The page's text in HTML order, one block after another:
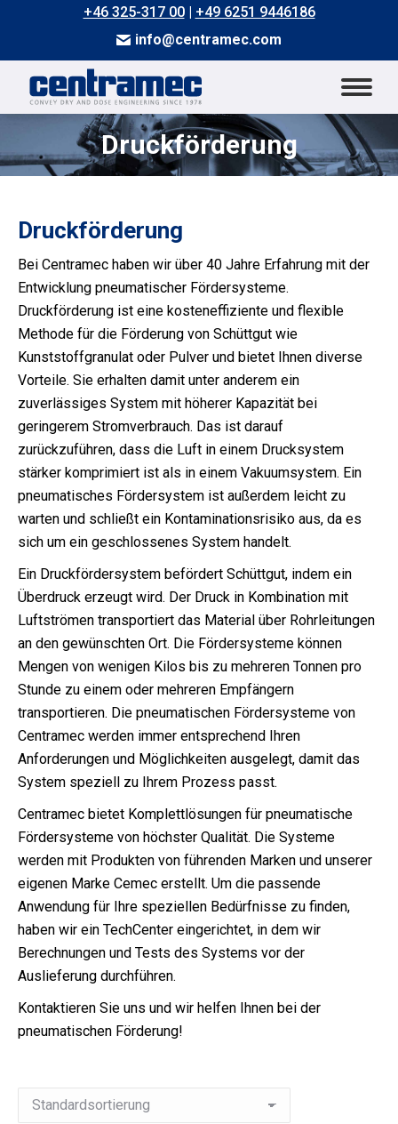
+46 325-317 00| +49 6251 9446186
info@centramec.com
Druckförderung
Sie befinden sich hier:
Druckförderung
Bei Centramec haben wir über 40 Jahre Erfahrung mit der
Entwicklung pneumatischer Fördersysteme.
Druckförderung ist eine kosteneffiziente und flexible
Methode für die Förderung von Schüttgut wie
Kunststoffgranulat oder Pulver und bietet Ihnen diverse
Vorteile. Sie erhalten damit unter anderem ein
zuverlässiges System mit höherer Kapazität bei
geringerem Stromverbrauch. Das ist darauf
zurückzuführen, dass die Luft in einem Drucksystem
stärker komprimiert ist als in einem Vakuumsystem. Ein
pneumatisches Fördersystem ist außerdem leicht zu
warten und schließt ein Kontaminationsrisiko aus, da es
sich um ein geschlossenes System handelt.
Ein Druckfördersystem befördert Schüttgut, indem ein
Überdruck erzeugt wird. Der Druck in Kombination mit
Luftströmen transportiert das Material über Rohrleitungen
an den gewünschten Ort. Die Fördersysteme können
Mengen von wenigen Kilos bis zu mehreren Tonnen pro
Stunde zu einem oder mehreren Empfängern
transportieren. Die pneumatischen Fördersysteme von
Centramec werden immer entsprechend Ihren
Anforderungen und Möglichkeiten ausgelegt, damit das
System speziell zu Ihrem Prozess passt.
Centramec bietet Komplettlösungen für pneumatische
Fördersysteme von höchster Qualität. Die Systeme
werden mit Produkten von führenden Marken und unserer
eigenen Marke Cemec erstellt. Um die passende
Anwendung für Ihre speziellen Bedürfnisse zu finden,
haben wir ein TechCenter eingerichtet, in dem wir
Berechnungen und Tests des Systems vor der
Auslieferung durchführen.
Kontaktieren Sie uns und wir helfen Ihnen bei der
pneumatischen Förderung!